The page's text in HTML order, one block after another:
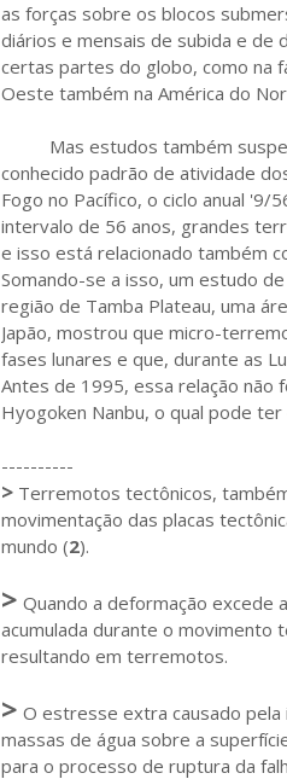
as forças sobre os blocos
diários e mensais de subida e
certas partes do globo, como na
Oeste também na América do
Mas estudos também
conhecido padrão de atividade
Fogo no Pacífico, o ciclo anual '9/
intervalo de 56 anos, grandes
e isso está relacionado também
Somando-se a isso, um estudo
região de Tamba Plateau, uma
Japão, mostrou que micro-
fases lunares e que, durante as
Antes de 1995, essa relação não
Hyogoken Nanbu, o qual pode
----------
>Terremotos tectônicos,
movimentação das placas
mundo (2).
> Quando a deformação excede
acumulada durante o movimento
resultando em terremotos.
> O estresse extra causado pela
massas de água sobre a
para o processo de ruptura da